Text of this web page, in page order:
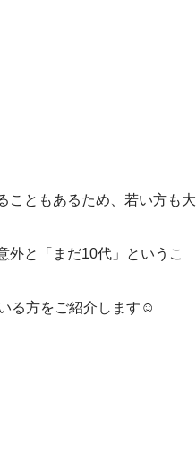
こともあるため、若い方も大
外と「まだ10代」というこ
る方をご紹介します☺